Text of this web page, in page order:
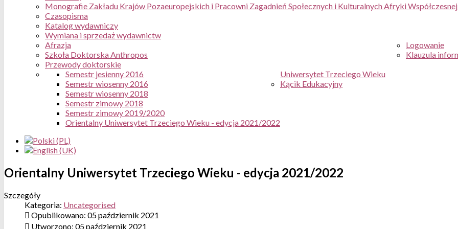
Monografie Zakładu Krajów Pozaeuropejskich i Pracowni Zagadnień Społecznych i Kulturalnych Afryki
Czasopisma
Katalog wydawniczy
Wymiana i sprzedaż wydawnictw
Afrazja
Szkoła Doktorska Anthropos
Przewody doktorskie
Uniwersytet Trzeciego Wieku
Semestr jesienny 2016
Semestr wiosenny 2016
Semestr wiosenny 2018
Semestr zimowy 2018
Semestr zimowy 2019/2020
Orientalny Uniwersytet Trzeciego Wieku - edycja 2021/2022
Kącik Edukacyjny
Logowanie
Klauzula
Orientalny Uniwersytet Trzeciego Wieku - edycja 2021/2022
Szczegóły
Kategoria: Uncategorised
Opublikowano: 05 październik 2021
Utworzono: 05 październik 2021